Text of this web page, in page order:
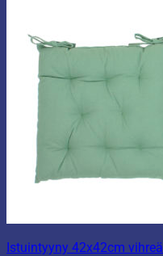
Istuintyyny 42x42cm vihreä